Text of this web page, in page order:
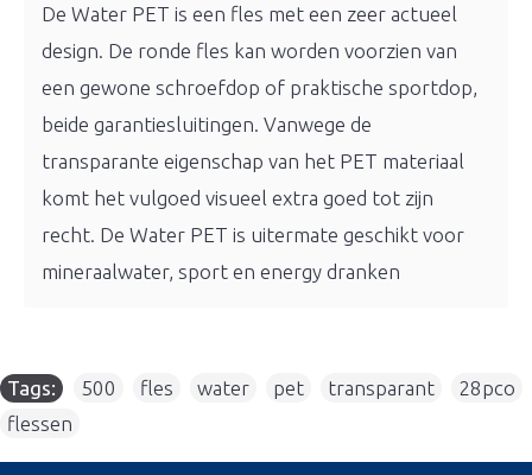
De Water PET is een fles met een zeer actueel
design. De ronde fles kan worden voorzien van
een gewone schroefdop of praktische sportdop,
beide garantiesluitingen. Vanwege de
transparante eigenschap van het PET materiaal
komt het vulgoed visueel extra goed tot zijn
recht. De Water PET is uitermate geschikt voor
mineraalwater, sport en energy dranken
Tags: 500 fles water pet transparant 28pco
flessen